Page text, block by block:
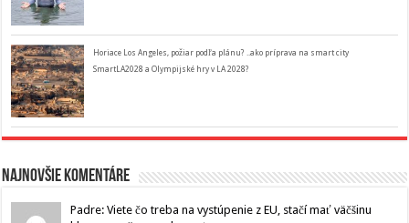
Horiace Los Angeles, požiar podľa plánu? ..ako príprava na smart city
SmartLA2028 a Olympijské hry v LA 2028?
Najnovšie komentáre
Padre: Viete čo treba na vystúpenie z EU, stačí mať väčšinu